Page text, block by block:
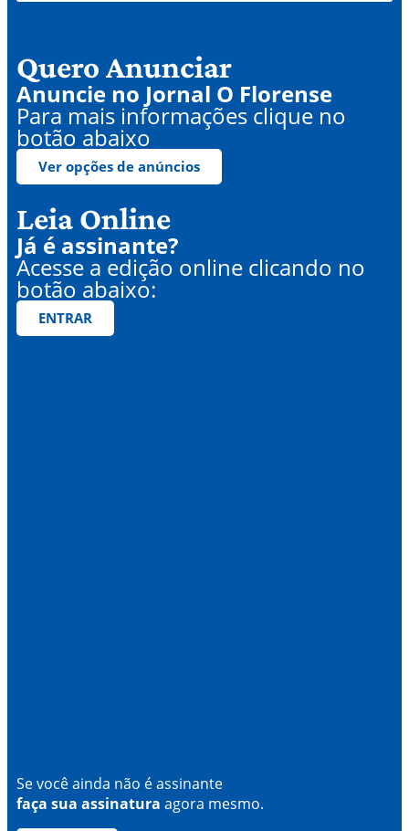
Quero Anunciar
Anuncie no Jornal O Florense
Para mais informações clique no
botão abaixo
Ver opções de anúncios
Leia Online
Já é assinante?
Acesse a edição online clicando no
botão abaixo:
ENTRAR
Se você ainda não é assinante
faça sua assinatura agora mesmo.